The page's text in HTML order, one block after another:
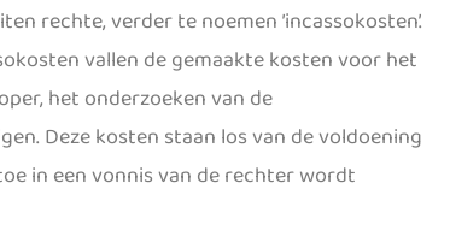
rechte, verder te noemen ’incassokosten’.
vallen de gemaakte kosten voor het
het onderzoeken van de
Deze kosten staan los van de voldoening
in een vonnis van de rechter wordt